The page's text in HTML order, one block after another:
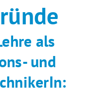
als
und